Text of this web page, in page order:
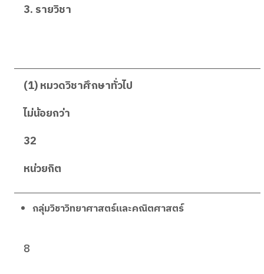
3. รายวิชา
(1) หมวดวิชาศึกษาทั่วไป
ไม่น้อยกว่า
32
หน่วยกิต
กลุ่มวิชาวิทยาศาสตร์และคณิตศาสตร์
8